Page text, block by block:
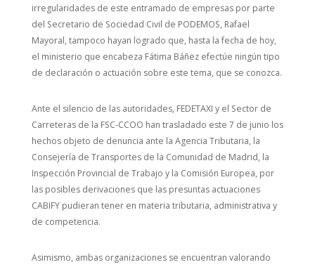
irregularidades de este entramado de empresas por parte
del Secretario de Sociedad Civil de PODEMOS, Rafael
Mayoral, tampoco hayan logrado que, hasta la fecha de hoy,
el ministerio que encabeza Fátima Báñez efectúe ningún tipo
de declaración o actuación sobre este tema, que se conozca.
Ante el silencio de las autoridades, FEDETAXI y el Sector de
Carreteras de la FSC-CCOO han trasladado este 7 de junio los
hechos objeto de denuncia ante la Agencia Tributaria, la
Consejería de Transportes de la Comunidad de Madrid, la
Inspección Provincial de Trabajo y la Comisión Europea, por
las posibles derivaciones que las presuntas actuaciones
CABIFY pudieran tener en materia tributaria, administrativa y
de competencia.
Asimismo, ambas organizaciones se encuentran valorando